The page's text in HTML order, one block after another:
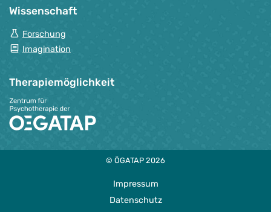
Wissenschaft
Forschung
Imagination
Therapie­möglichkeit
© ÖGATAP 2026
Impressum
Datenschutz